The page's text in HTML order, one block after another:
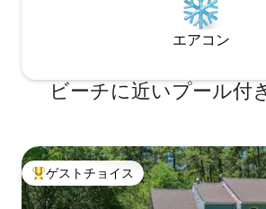
エアコン
ビーチに近いプール付
大好評のゲストチョイスです。
ゲストチョイス